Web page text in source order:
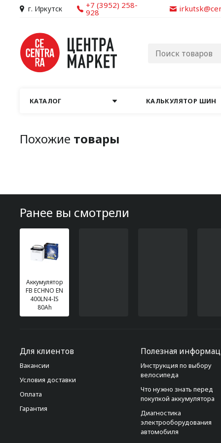
г. Иркутск +7 (3952) 258-
928
КАТАЛОГ КАЛЬКУЛЯТОР ШИН
Похожие товары
Ранее вы смотрели
Аккумулятор
FB ECHNO EN
400LN4-IS
80Ah
Для клиентов
Вакансии
Условия доставки
Оплата
Гарантия
Полезная
Инструкция по выбору
велосипеда
Что нужно знать перед
покупкой аккумулятора
Диагностика
электрооборудования
автомобиля